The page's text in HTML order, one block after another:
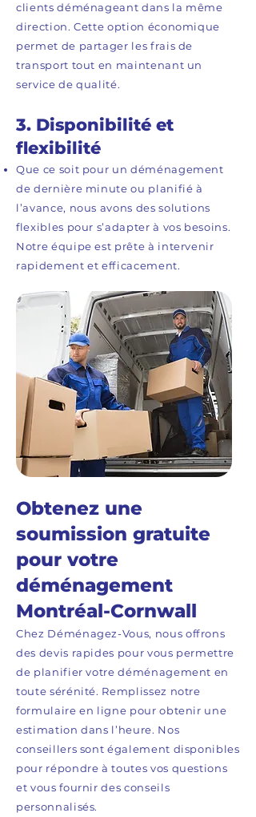
clients déménageant dans la même
direction. Cette option économique
permet de partager les frais de
transport tout en maintenant un
service de qualité.
3. Disponibilité et
flexibilité
Que ce soit pour un déménagement
de dernière minute ou planifié à
l’avance, nous avons des solutions
flexibles pour s’adapter à vos besoins.
Notre équipe est prête à intervenir
rapidement et efficacement.
Obtenez une
soumission gratuite
pour votre
déménagement
Montréal-Cornwall
Chez Déménagez-Vous, nous offrons
des devis rapides pour vous permettre
de planifier votre déménagement en
toute sérénité. Remplissez notre
formulaire en ligne pour obtenir une
estimation dans l’heure. Nos
conseillers sont également disponibles
pour répondre à toutes vos questions
et vous fournir des conseils
personnalisés.